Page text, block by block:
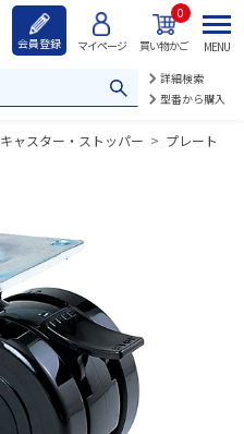
会員登録 マイページ 買い物かご
0
詳細検索
型番から購入
MENU
キャスター・ストッパー > プレート